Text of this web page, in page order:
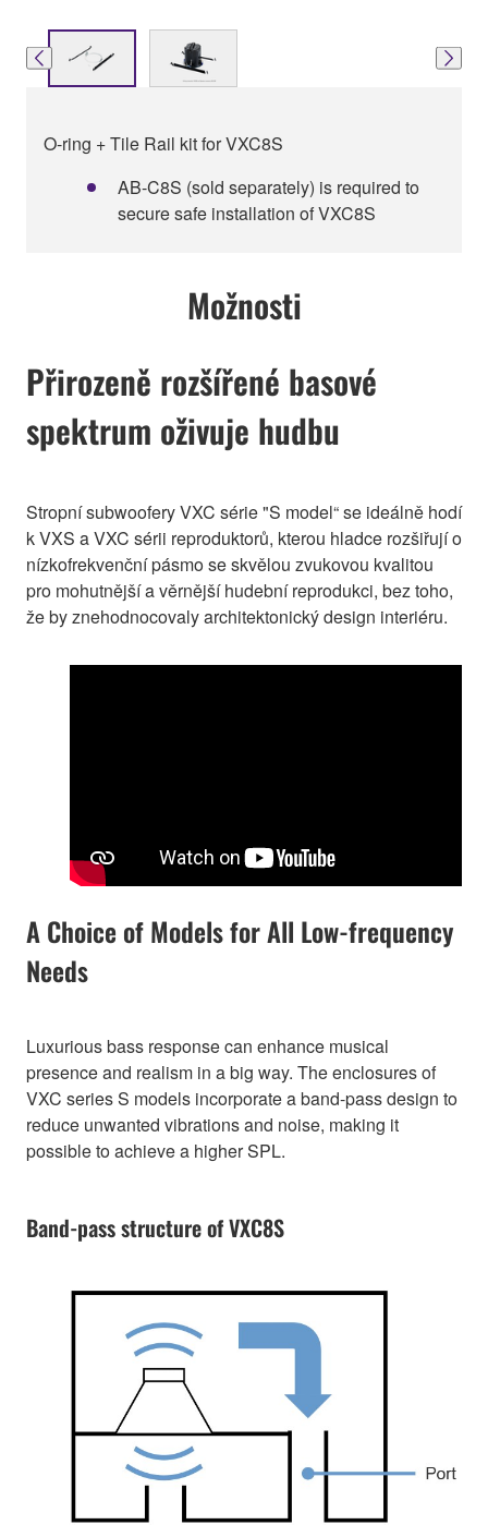
O-ring + Tile Rail kit for VXC8S
AB-C8S (sold separately) is required to
secure safe installation of VXC8S
Možnosti
Přirozeně rozšířené basové
spektrum oživuje hudbu
Stropní subwoofery VXC série "S model“ se ideálně hodí
k VXS a VXC sérii reproduktorů, kterou hladce rozšiřují o
nízkofrekvenční pásmo se skvělou zvukovou kvalitou
pro mohutnější a věrnější hudební reprodukci, bez toho,
že by znehodnocovaly architektonický design interiéru.
A Choice of Models for All Low-frequency
Needs
Luxurious bass response can enhance musical
presence and realism in a big way. The enclosures of
VXC series S models incorporate a band-pass design to
reduce unwanted vibrations and noise, making it
possible to achieve a higher SPL.
Band-pass structure of VXC8S